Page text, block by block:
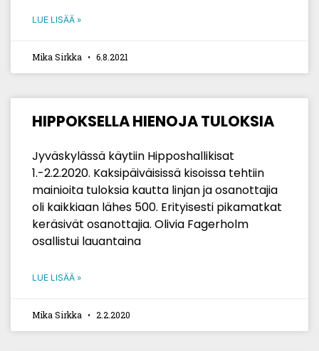
LUE LISÄÄ »
Mika Sirkka 6.8.2021
HIPPOKSELLA HIENOJA TULOKSIA
Jyväskylässä käytiin Hipposhallikisat
1.-2.2.2020. Kaksipäiväisissä kisoissa tehtiin
mainioita tuloksia kautta linjan ja osanottajia
oli kaikkiaan lähes 500. Erityisesti pikamatkat
keräsivät osanottajia. Olivia Fagerholm
osallistui lauantaina
LUE LISÄÄ »
Mika Sirkka 2.2.2020